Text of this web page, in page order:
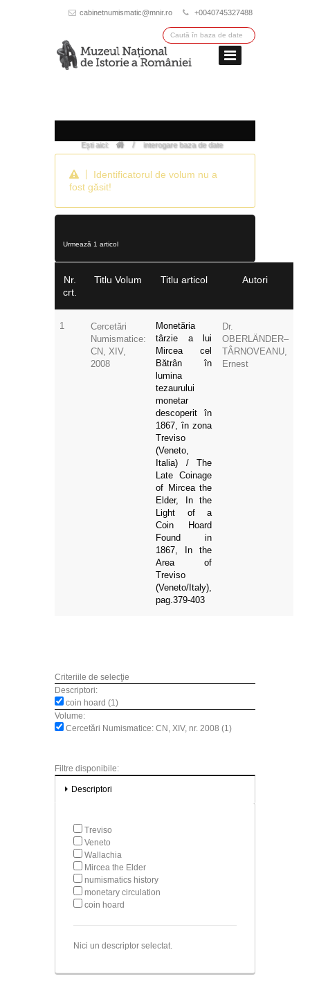
cabinetnumismatic@mnir.ro +0040745327488
Ești aici: / interogare baza de date
Identificatorul de volum nu a
fost găsit!
Urmează 1 articol
Nr.
crt.
Titlu Volum Titlu articol Autori
1
Cercetări
Numismatice:
CN, XIV,
2008
Monetăria
târzie a lui
Mircea cel
Bătrân în
lumina
tezaurului
monetar
descoperit în
1867, în zona
Treviso
(Veneto,
Italia) / The
Late Coinage
of Mircea the
Elder, In the
Light of a
Coin Hoard
Found in
1867, In the
Area of
Treviso
(Veneto/Italy),
pag.379-403
Dr.
OBERLÄNDER–
TÂRNOVEANU,
Ernest
Criteriile de selecţie
Descriptori:
coin hoard (1)
Volume:
Cercetări Numismatice: CN, XIV, nr. 2008 (1)
Filtre disponibile:
Descriptori
Treviso
Veneto
Wallachia
Mircea the Elder
numismatics history
monetary circulation
coin hoard
Nici un descriptor selectat.